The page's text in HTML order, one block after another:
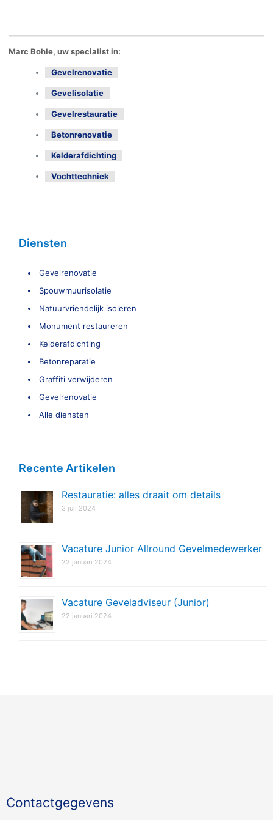
Marc Bohle, uw specialist in:
Gevelrenovatie
Gevelisolatie
Gevelrestauratie
Betonrenovatie
Kelderafdichting
Vochttechniek
Diensten
Gevelrenovatie
Spouwmuurisolatie
Natuurvriendelijk isoleren
Monument restaureren
Kelderafdichting
Betonreparatie
Graffiti verwijderen
Gevelrenovatie
Alle diensten
Recente Artikelen
Restauratie: alles draait om details
3 juli 2024
Vacature Junior Allround Gevelmedewerker
22 januari 2024
Vacature Geveladviseur (Junior)
22 januari 2024
Contactgegevens